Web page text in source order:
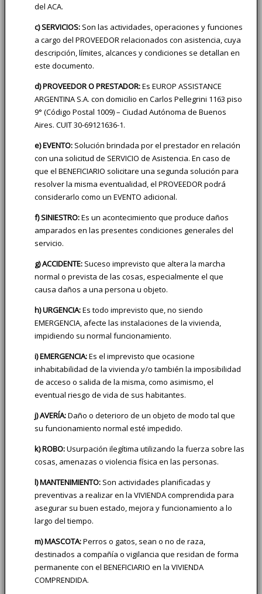
del ACA.
c) SERVICIOS: Son las actividades, operaciones y funciones
a cargo del PROVEEDOR relacionados con asistencia, cuya
descripción, límites, alcances y condiciones se detallan en
este documento.
d) PROVEEDOR O PRESTADOR:Es EUROP ASSISTANCE
ARGENTINA S.A. con domicilio en Carlos Pellegrini 1163 piso
9° (Código Postal 1009) – Ciudad Autónoma de Buenos
Aires. CUIT 30-69121636-1.
e) EVENTO: Solución brindada por el prestador en relación
con una solicitud de SERVICIO de Asistencia. En caso de
que el BENEFICIARIO solicitare una segunda solución para
resolver la misma eventualidad, el PROVEEDOR podrá
considerarlo como un EVENTO adicional.
f) SINIESTRO:Es un acontecimiento que produce daños
amparados en las presentes condiciones generales del
servicio.
g) ACCIDENTE: Suceso imprevisto que altera la marcha
normal o prevista de las cosas, especialmente el que
causa daños a una persona u objeto.
h) URGENCIA:Es todo imprevisto que, no siendo
EMERGENCIA, afecte las instalaciones de la vivienda,
impidiendo su normal funcionamiento.
i) EMERGENCIA:Es el imprevisto que ocasione
inhabitabilidad de la vivienda y/o también la imposibilidad
de acceso o salida de la misma, como asimismo, el
eventual riesgo de vida de sus habitantes.
j) AVERÍA:Daño o deterioro de un objeto de modo tal que
su funcionamiento normal esté impedido.
k) ROBO:Usurpación ilegítima utilizando la fuerza sobre las
cosas, amenazas o violencia física en las personas.
l) MANTENIMIENTO: Son actividades planificadas y
preventivas a realizar en la VIVIENDA comprendida para
asegurar su buen estado, mejora y funcionamiento a lo
largo del tiempo.
m) MASCOTA:Perros o gatos, sean o no de raza,
destinados a compañía o vigilancia que residan de forma
permanente con el BENEFICIARIO en la VIVIENDA
COMPRENDIDA.